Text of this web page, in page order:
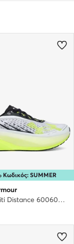
Κωδικός: SUMMER
UA Velociti Distance 6006030 102 · Παπούτσια για Τρέξιμο